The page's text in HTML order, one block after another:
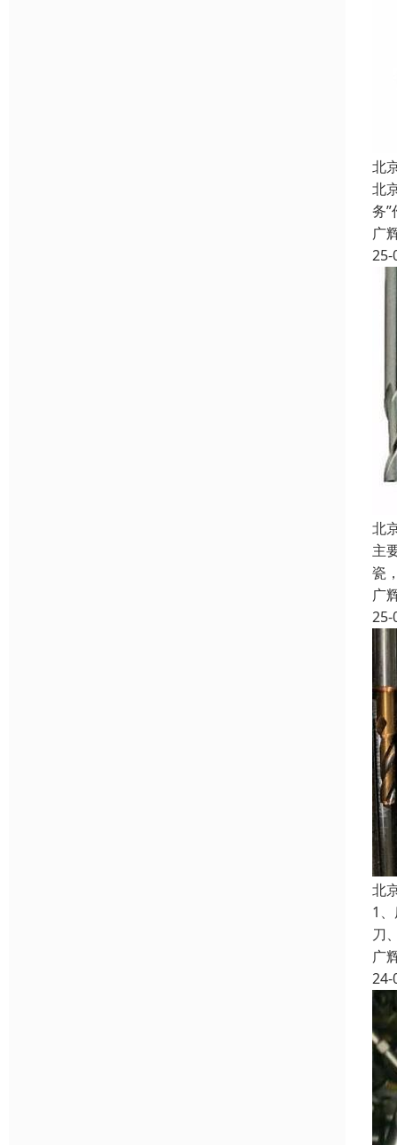
北
北
务
广
25-
北
主
瓷
广
25-
北
1
刀
广
24-